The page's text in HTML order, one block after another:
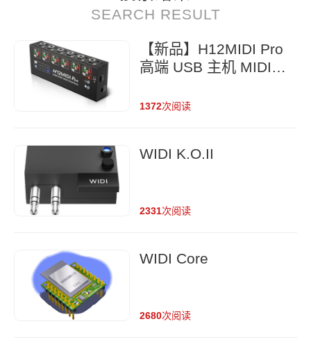
SEARCH RESULT
【新品】H12MIDI Pro
高端 USB 主机 MIDI
1372次阅读
WIDI K.O.II
2331次阅读
WIDI Core
2680次阅读